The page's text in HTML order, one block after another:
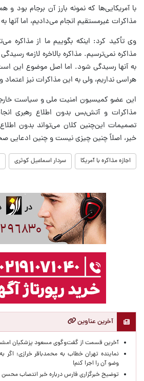
مذاکرات غیرمستقیم انجام می‌دادیم، اما آنها
وی تأکید کرد: اینکه بگوییم ما از مذاکره
مذاکره نمی‌ترسیم. مذاکره بالاخره لازمه
به آنها رسیدگی شود. اما اصل موضوع این
هراسی نداریم، ولی به این مذاکرات نیز اعتماد
این عضو کمیسیون امنیت ملی و سیاست
مذاکرات و آتش‌بس بدون اطلاع رهبری
تصمیمات این‌چنین کلان می‌تواند بدون
خیر، اصلاً چنین چیزی نیست و چنین ادعایی
اجازه مذاکره با آمریکا سردار اسماعیل کوثری
آخرین عناوین
آخرین قسمت از گفت‌وگوی مسعود پزشکیان
نماینده تهران خطاب به محمدباقر خرازی:
وضو آن را اجرا کنم!
توضیح خبرگزاری فارس درباره خبر انتصاب محسن